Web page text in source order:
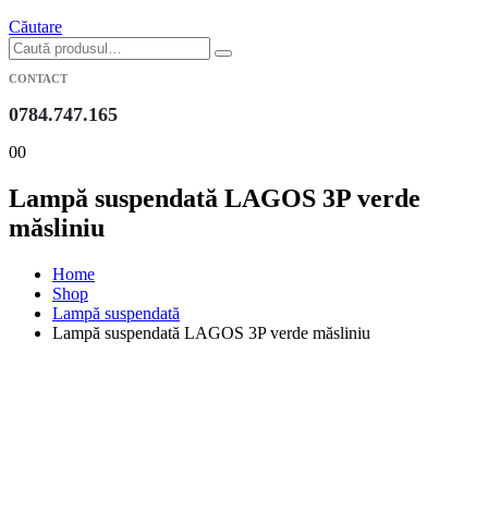
Căutare
CONTACT
0784.747.165
00
Lampă suspendată LAGOS 3P verde
măsliniu
Home
Shop
Lampă suspendată
Lampă suspendată LAGOS 3P verde măsliniu